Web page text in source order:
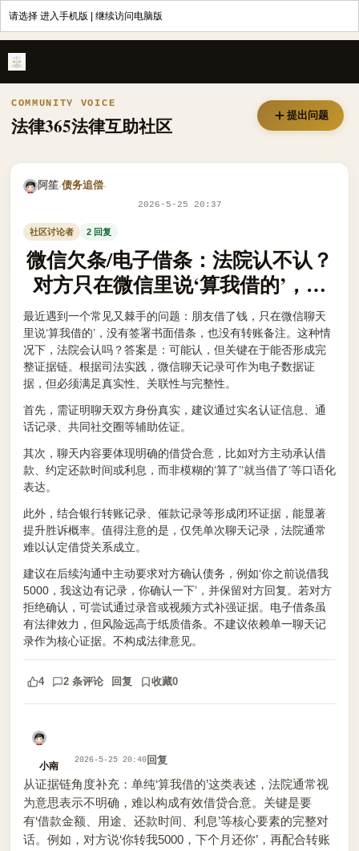
请选择 进入手机版 继续访问电脑版
COMMUNITY VOICE
法律365法律互助社区 提出问题
阿笙·债务追偿·
2026-5-25 20:37
社区讨论者 2 回复
微信欠条/电子借条：法院认不认？
对方只在微信里说‘算我借的’，没
写传统借条
最近遇到一个常见又棘手的问题：朋友借了钱，只在微信聊天
里说‘算我借的’，没有签署书面借条，也没有转账备注。这种情
况下，法院会认吗？答案是：可能认，但关键在于能否形成完
整证据链。根据司法实践，微信聊天记录可作为电子数据证
据，但必须满足真实性、关联性与完整性。
首先，需证明聊天双方身份真实，建议通过实名认证信息、通
话记录、共同社交圈等辅助佐证。
其次，聊天内容要体现明确的借贷合意，比如对方主动承认借
款、约定还款时间或利息，而非模糊的‘算了’‘就当借了’等口语化
表达。
此外，结合银行转账记录、催款记录等形成闭环证据，能显著
提升胜诉概率。值得注意的是，仅凭单次聊天记录，法院通常
难以认定借贷关系成立。
建议在后续沟通中主动要求对方确认债务，例如‘你之前说借我
5000，我这边有记录，你确认一下’，并保留对方回复。若对方
拒绝确认，可尝试通过录音或视频方式补强证据。电子借条虽
有法律效力，但风险远高于纸质借条。不建议依赖单一聊天记
录作为核心证据。不构成法律意见。
4 2 条评论 回复 收藏0
小南
2026-5-25 20:40回复
从证据链角度补充：单纯‘算我借的’这类表述，法院通常视
为意思表示不明确，难以构成有效借贷合意。关键是要
有‘借款金额、用途、还款时间、利息’等核心要素的完整对
话。例如，对方说‘你转我5000，下个月还你’，再配合转账